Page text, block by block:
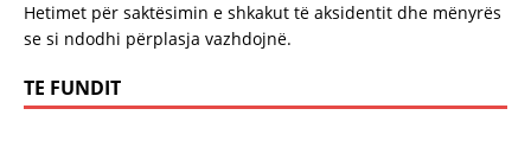
Hetimet për saktësimin e shkakut të aksidentit dhe mënyrës
se si ndodhi përplasja vazhdojnë.
TE FUNDIT